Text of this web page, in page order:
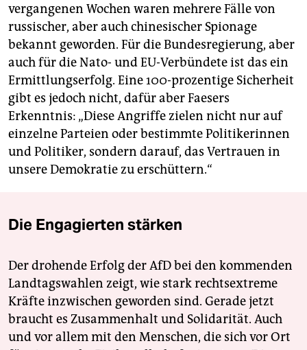
vergangenen Wochen waren mehrere Fälle von
russischer, aber auch chinesischer Spionage
bekannt geworden. Für die Bundesregierung, aber
auch für die Nato- und EU-Verbündete ist das ein
Ermittlungserfolg. Eine 100-prozentige Sicherheit
gibt es jedoch nicht, dafür aber Faesers
Erkenntnis: „Diese Angriffe zielen nicht nur auf
einzelne Parteien oder bestimmte Politikerinnen
und Politiker, sondern darauf, das Vertrauen in
unsere Demokratie zu erschüttern.“
Die Engagierten stärken
Der drohende Erfolg der AfD bei den kommenden
Landtagswahlen zeigt, wie stark rechtsextreme
Kräfte inzwischen geworden sind. Gerade jetzt
braucht es Zusammenhalt und Solidarität. Auch
und vor allem mit den Menschen, die sich vor Ort